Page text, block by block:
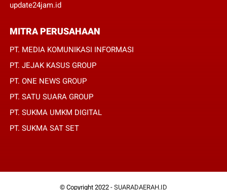
update24jam.id
MITRA PERUSAHAAN
PT. MEDIA KOMUNIKASI INFORMASI
PT. JEJAK KASUS GROUP
PT. ONE NEWS GROUP
PT. SATU SUARA GROUP
PT. SUKMA UMKM DIGITAL
PT. SUKMA SAT SET
© Copyright 2022 - SUARADAERAH.ID